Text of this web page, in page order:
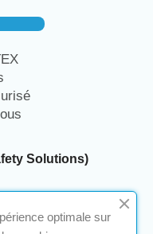
Solutions)
Bâtiment E
optimale sur